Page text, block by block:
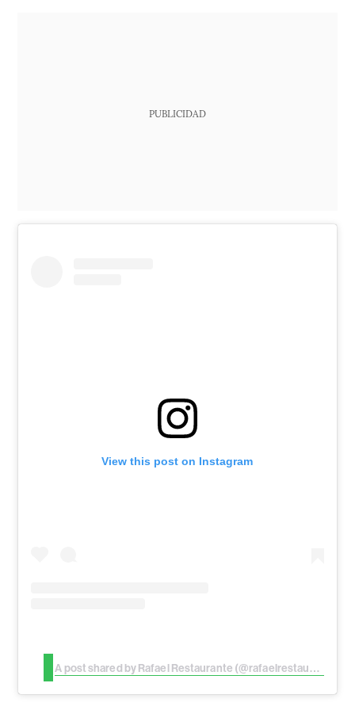
PUBLICIDAD
View this post on Instagram
A post shared by Rafael Restaurante (@rafaelrestaurante)